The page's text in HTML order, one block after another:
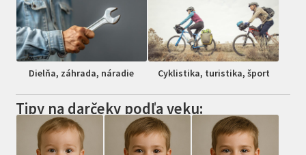
Dielňa, záhrada, náradie Cyklistika, turistika, šport
Tipy na darčeky podľa veku: